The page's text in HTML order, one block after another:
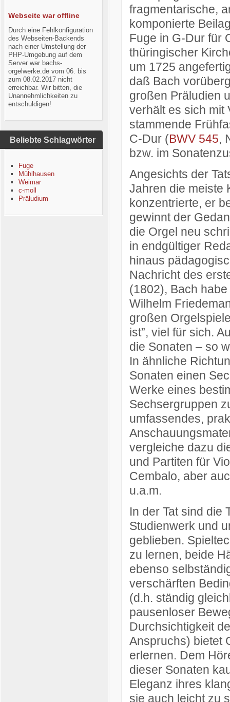
Webseite war offline
Durch eine Fehlkonfiguration
des Webseiten-Backends
nach einer Umstellung der
PHP-Umgebung auf dem
Server war bachs-
orgelwerke.de vom 06. bis
zum 08.02.2017 nicht
erreichbar. Wir bitten, die
Unannehmlichkeiten zu
entschuldigen!
Beliebte Schlagwörter
Fuge
Mühlhausen
Weimar
c-moll
Präludium
fragmentarische,
komponierte
Fuge in G-Dur für
thüringischer
um 1725
daß Bach
großen Präludien
verhält es sich mit
stammende
C-Dur (BWV 545,
bzw. im
Angesichts der
Jahren die meiste
konzentrierte, er
gewinnt der
die Orgel neu
in endgültiger
hinaus
Nachricht des
(1802), Bach
Wilhelm
großen
ist”, viel für sich.
die Sonaten – so
In ähnliche
Sonaten einen
Werke eines
Sechsergruppen
umfassendes,
vergleiche dazu
und Partiten für
Cembalo, aber
u.a.m.
In der Tat sind die
Studienwerk und
geblieben.
zu lernen, beide
ebenso
verschärften
(d.h. ständig
pausenloser
Durchsichtigkeit
Anspruchs) bietet
erlernen. Dem
dieser Sonaten
Eleganz ihres
sie auch leicht zu